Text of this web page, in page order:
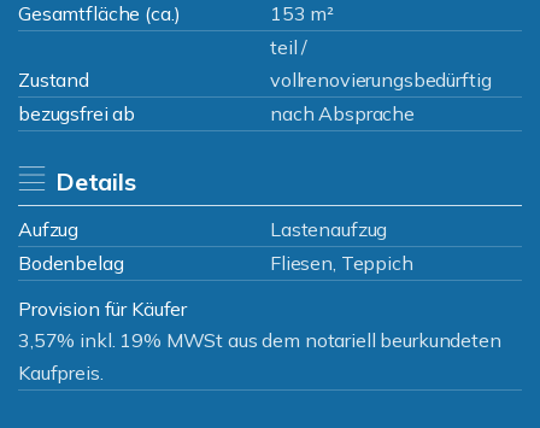
Gesamtfläche (ca.)
153 m²
Zustand
teil /
vollrenovierungsbedürftig
bezugsfrei ab
nach Absprache
Details
Aufzug
Lastenaufzug
Bodenbelag
Fliesen, Teppich
Provision für Käufer
3,57% inkl. 19% MWSt aus dem notariell beurkundeten
Kaufpreis.